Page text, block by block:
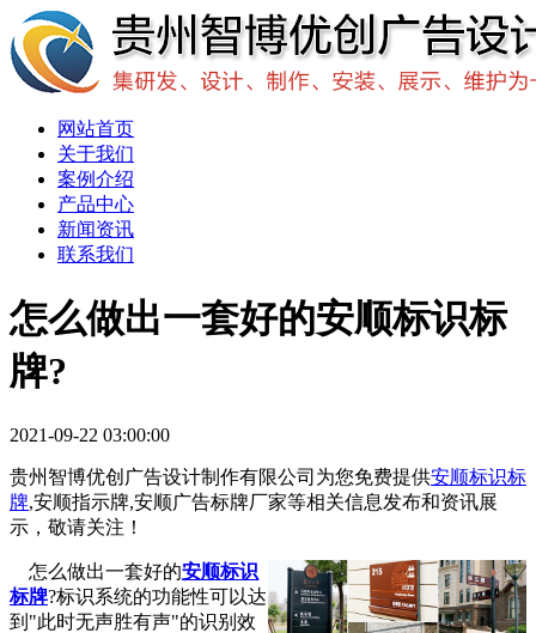
网站首页
关于我们
案例介绍
产品中心
新闻资讯
联系我们
怎么做出一套好的安顺标识标
牌?
2021-09-22 03:00:00
贵州智博优创广告设计制作有限公司为您免费提供安顺标识标
牌,安顺指示牌,安顺广告标牌厂家等相关信息发布和资讯展
示，敬请关注！
怎么做出一套好的安顺标识
标牌?标识系统的功能性可以达
到"此时无声胜有声"的识别效